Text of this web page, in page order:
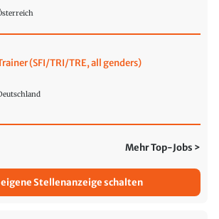
(SFI/TRI/TRE, all genders)
Mehr Top-Jobs >
Stellenanzeige schalten